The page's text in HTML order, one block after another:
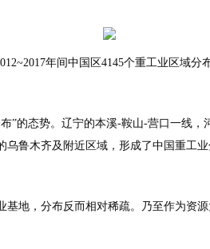
年间中国区4145个重工业区域分
”的态势。辽宁的本溪-鞍山-营口一线
鲁木齐及附近区域，形成了中国重工业
地，分布反而相对稀疏。乃至作为资